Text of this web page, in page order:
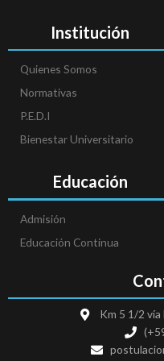
Institución
Quienes Somos
Normativas
P.E.D.I
Bienestar Universitario
Educación
Admisión
Educación Continua
Km 5 1/2